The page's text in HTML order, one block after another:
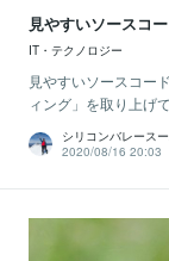
見やすいソースコ
IT・テクノロジー
見やすいソースコー
ィング」を取り上げ
シリコンバレース
2020/08/16 20:03